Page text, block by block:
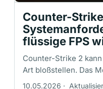
Counter-
flüssige FPS
Counter-Strike 2
Art bloßstellen. Das
lädt, die erste
10.05.2026 ·